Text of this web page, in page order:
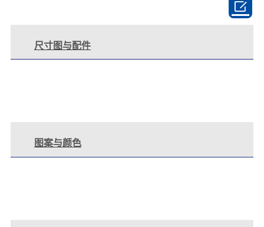
尺寸图与配件
图案与颜色
